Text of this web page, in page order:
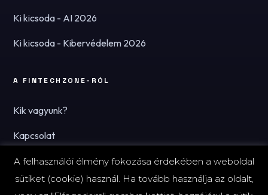
Ki kicsoda - AI 2026
Ki kicsoda - Kibervédelem 2026
A FINTECHZONE-RÓL
Kik vagyunk?
Kapcsolat
Hírlevél
A felhasználói élmény fokozása érdekében a weboldal
sütiket (cookie) használ. Ha tovább használja az oldalt,